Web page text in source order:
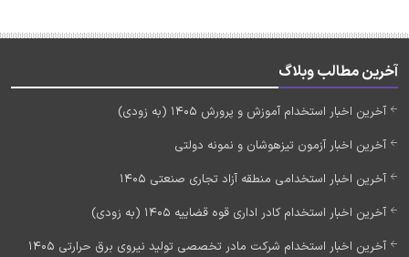
آخرین مطالب وبلاگ
آخرین اخبار استخدام آموزش و پرورش 1405 (به زودی)
آخرین اخبار آزمون تیزهوشان و نمونه دولتی
آخرین اخبار استخدامی منطقه آزاد تجاری صنعتی 1405
آخرین اخبار استخدام کادر اداری قوه قضاییه 1405 (به زودی)
آخرین اخبار استخدام شرکت مادر تخصصی تولید نیروی برق حرارتی 1405